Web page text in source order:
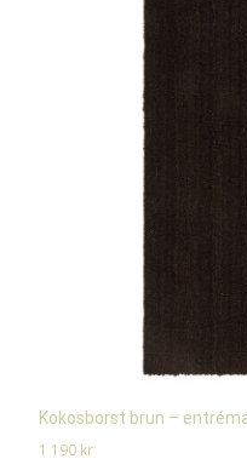
Kokosborst brun –
1 190 kr